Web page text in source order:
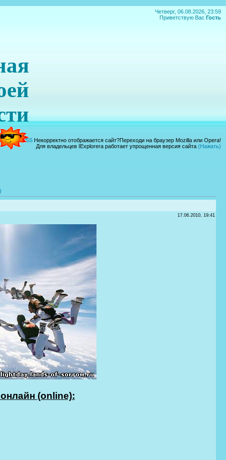
Четверг, 06.08.2026, 23:59
Приветствую Вас Гость
|Вход|RSS Некорректно отображается сайт?Переходи на браузер Mozilla или Opera!
Для владельцев IExplorera работает упрощенная версия сайта (Нажать)
17.06.2010, 19:41
(online):